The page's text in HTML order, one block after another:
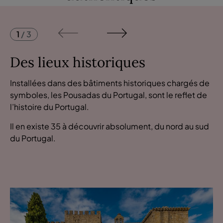
Des lieux historiques
Installées dans des bâtiments historiques chargés de
symboles, les Pousadas du Portugal, sont le reflet de
l’histoire du Portugal.
Il en existe 35 à découvrir absolument, du nord au sud
du Portugal.
1 / 3